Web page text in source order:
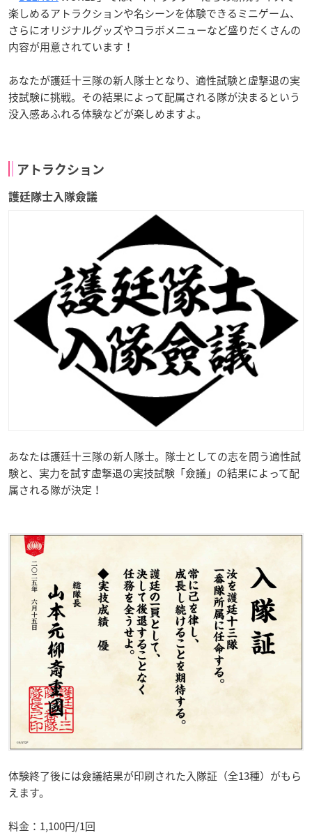
楽しめるアトラクションや名シーンを体験できるミニゲーム、
さらにオリジナルグッズやコラボメニューなど盛りだくさんの
内容が用意されています！
あなたが護廷十三隊の新人隊士となり、適性試験と虚撃退の実
技試験に挑戦。その結果によって配属される隊が決まるという
没入感あふれる体験などが楽しめますよ。
アトラクション
護廷隊士入隊僉議
あなたは護廷十三隊の新人隊士。隊士としての志を問う適性試
験と、実力を試す虚撃退の実技試験「僉議」の結果によって配
属される隊が決定！
体験終了後には僉議結果が印刷された入隊証（全13種）がもら
えます。
料金：1,100円/1回